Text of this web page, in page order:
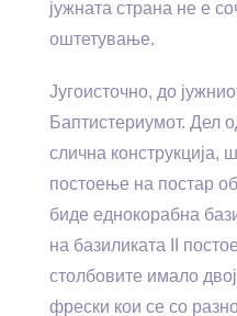
јужната страна не е
оштетување.
Југоисточно, до
Баптистериумот. Дел
слична конструкција,
постоење на постар
биде еднокорабна
на базиликата II
столбовите имало
фрески кои се со